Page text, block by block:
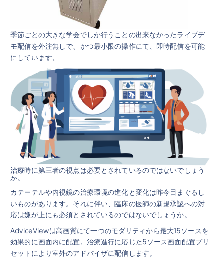
季節ごとの大きな学会でしか行うことの出来なかったライブデ
モ配信を外注無しで、かつ最小限の操作にて、即時配信を可能
にしています。
治療時に第三者の視点は必要とされているのではないでしょう
か。
カテーテルや内視鏡の治療環境の進化と変化は昨今目まぐるし
いものがあります。それに伴い、臨床の医師の新規承認への対
応は嫌が上にも必須とされているのではないでしょうか。
AdviceViewは高画質にて一つのモダリティから最大15ソースを
効果的に画面内に配置。治療進行に応じた5ソース画面配置プリ
セットにより室外のアドバイザに配信します。